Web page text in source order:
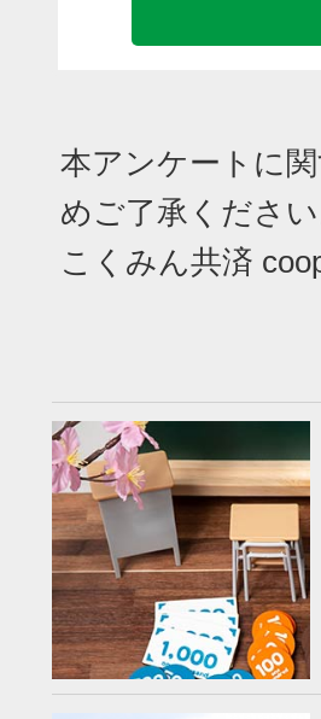
本アンケートに
めご了承ください
こくみん共済